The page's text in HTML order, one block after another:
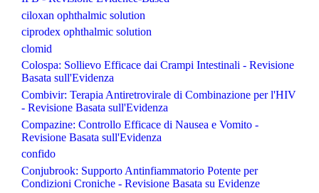
ciloxan ophthalmic solution
ciprodex ophthalmic solution
clomid
Colospa: Sollievo Efficace dai Crampi Intestinali - Revisione
Basata sull'Evidenza
Combivir: Terapia Antiretrovirale di Combinazione per l'HIV
- Revisione Basata sull'Evidenza
Compazine: Controllo Efficace di Nausea e Vomito -
Revisione Basata sull'Evidenza
confido
Conjubrook: Supporto Antinfiammatorio Potente per
Condizioni Croniche - Revisione Basata su Evidenze